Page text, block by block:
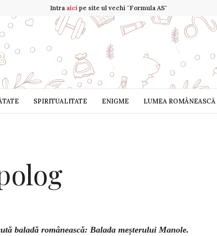
Intra aicipe site ul vechi "Formula AS"
SPIRITUALITATE ENIGME LUMEA ROMÂNEASCĂ
baladă românească: Balada meșterului Manole.